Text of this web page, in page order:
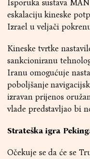
Isporuka sustava
eskalaciju kineske
Izrael u veljači
Kineske tvrtke
sankcioniranu
Iranu omogućuje
poboljšanje
izravan prijenos
vlade predstavljao bi
Strateška igra
Očekuje se da će se